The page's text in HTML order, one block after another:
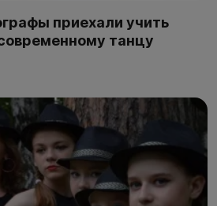
приехали учить
танцу